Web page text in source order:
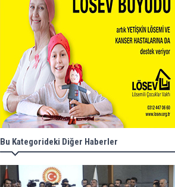
Bu Kategorideki Diğer Haberler